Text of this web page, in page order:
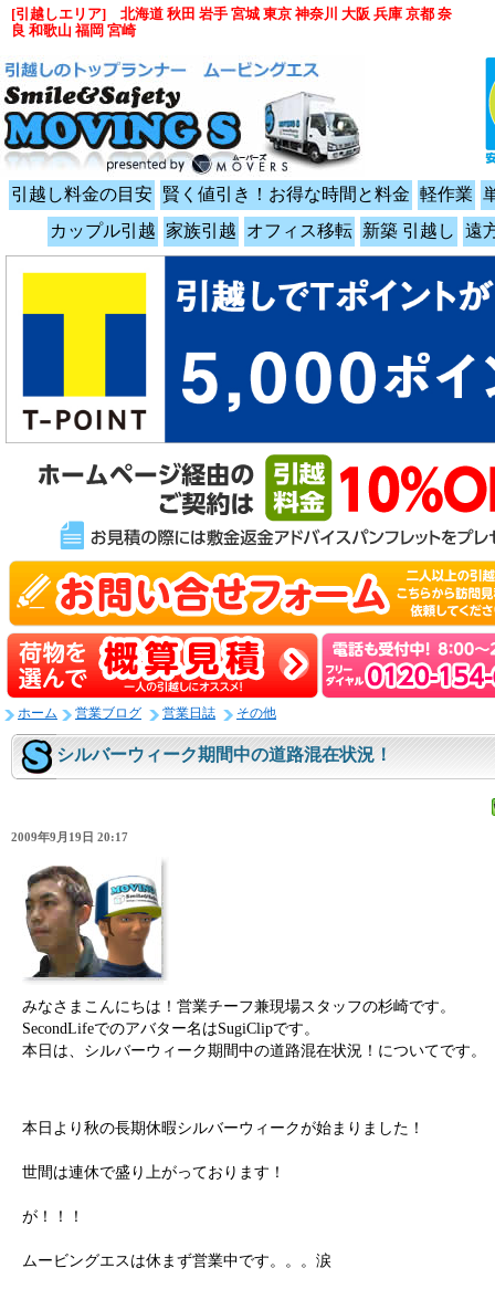
引越し料金の目安 賢く値引き！お得な時間と料金 軽作業
カップル引越 家族引越 オフィス移転 新築 引越し 遠
ホーム 営業ブログ 営業日誌 その他
シルバーウィーク期間中の道路混在状況！
2009年9月19日 20:17
みなさまこんにちは！営業チーフ兼現場スタッフの杉崎です。
SecondLifeでのアバター名はSugiClipです。
本日は、シルバーウィーク期間中の道路混在状況！についてです。
本日より秋の長期休暇シルバーウィークが始まりました！
世間は連休で盛り上がっております！
が！！！
ムービングエスは休まず営業中です。。。涙
[引越しエリア] 北海道 秋田 岩手 宮城 東京 神奈川 大阪 兵庫 京都 奈
良 和歌山 福岡 宮崎